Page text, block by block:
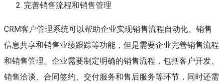
完善销售流程和销售管理
CRM客户管理系统可以帮助企业实现销售流程自动化、销售
信息共享和销售业绩跟踪等功能，但是需要企业完善销售流程
和销售管理。企业需要制定明确的销售流程，包括客户开发、
销售洽谈、合同签约、交付服务和售后服务等环节，同时还需